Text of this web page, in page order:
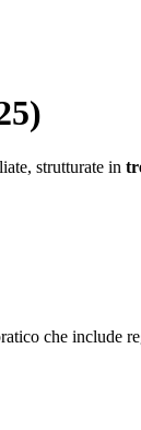
strutturate in
che include